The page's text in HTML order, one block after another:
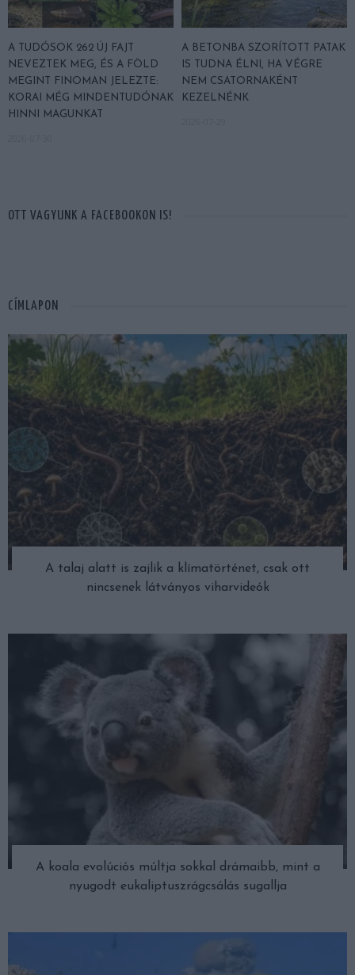
A TUDÓSOK 262 ÚJ FAJT
NEVEZTEK MEG, ÉS A FÖLD
MEGINT FINOMAN JELEZTE:
KORAI MÉG MINDENTUDÓNAK
HINNI MAGUNKAT
A BETONBA SZORÍTOTT PATAK
IS TUDNA ÉLNI, HA VÉGRE
NEM CSATORNAKÉNT
KEZELNÉNK
OTT VAGYUNK A FACEBOOKON IS!
CÍMLAPON
A talaj alatt is zajlik a klímatörténet, csak ott
nincsenek látványos viharvideók
A koala evolúciós múltja sokkal drámaibb, mint a
nyugodt eukaliptuszrágcsálás sugallja